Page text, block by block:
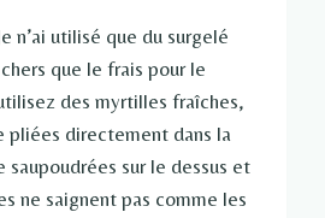
n’ai utilisé que du surgelé
que le frais pour le
des myrtilles fraîches,
pliées directement dans la
saupoudrées sur le dessus et
ne saignent pas comme les